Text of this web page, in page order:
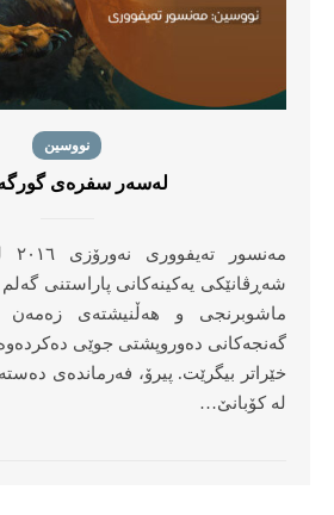
نووسین
لەسەر سفرەی
مەنسور تەیفووری نەورۆزی ٢٠١٦ لە چیای قەرەچۆخ،
شەڕڤانێكی یەكینەكانی پاراستنی
ماشوبرنجی و هەڵنیشتەی
گەنجەكانی دەوروپشتی جوێی
خێراتر بیگرێت. پیرۆ، فەرماندەی
لە كۆبانێ…